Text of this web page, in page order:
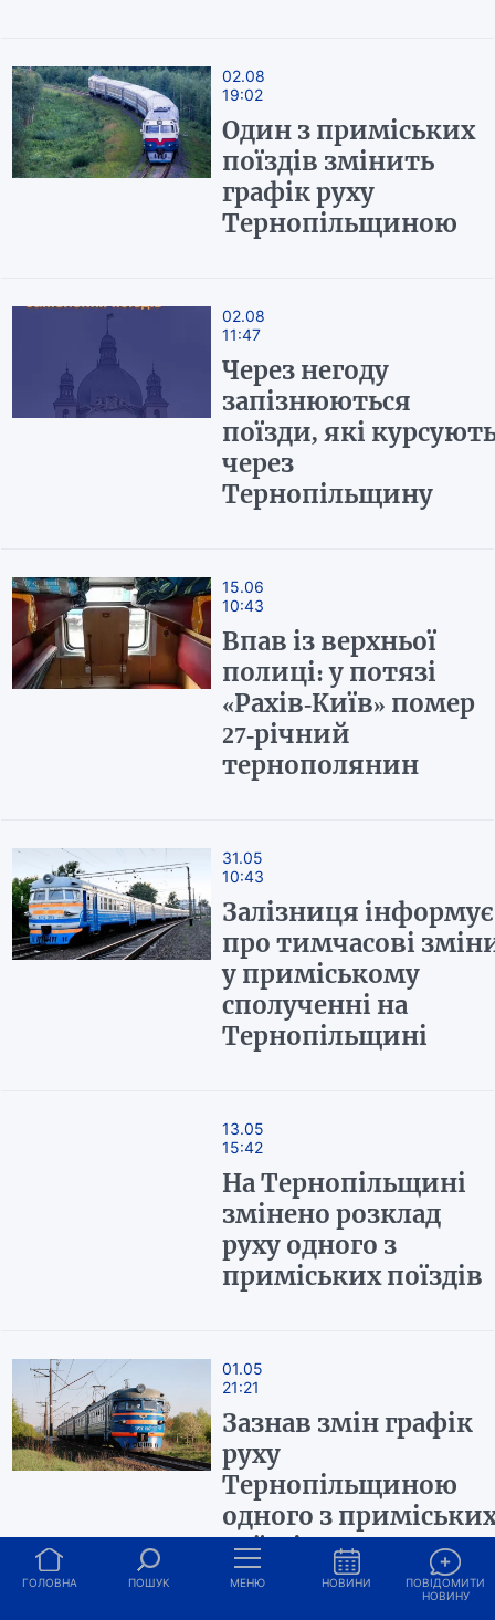
02.08
19:02
Один з приміських
поїздів змінить
графік руху
Тернопільщиною
02.08
11:47
Через негоду
запізнюються
поїзди, які
через
Тернопільщину
15.06
10:43
Впав із верхньої
полиці: у потязі
«Рахів-Київ» помер
27-річний
тернополянин
31.05
10:43
Залізниця інформує
про тимчасові
у приміському
сполученні на
Тернопільщині
13.05
15:42
На Тернопільщині
змінено розклад
руху одного з
приміських поїздів
01.05
21:21
Зазнав змін графік
руху
Тернопільщиною
одного з
поїздів
ГОЛОВНА ПОШУК МЕНЮ НОВИНИ
ПОВІДОМИТИ
НОВИНУ